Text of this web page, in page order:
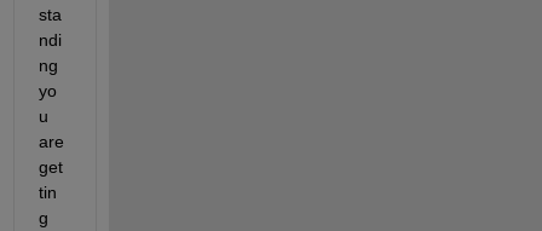
sta
ndi
ng
yo
u
are
get
tin
g